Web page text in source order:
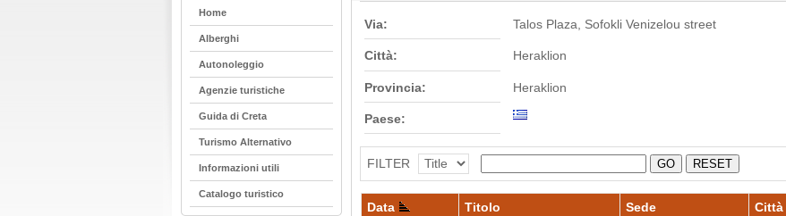
Home
Alberghi
Αutonoleggio
Agenzie turistiche
Guida di Creta
Turismo Alternativo
Informazioni utili
Catalogo turistico
Via: Talos Plaza, Sofokli Venizelou street
Città: Heraklion
Provincia: Heraklion
Paese:
FILTER GO RESET
Data Titolo Sede Città